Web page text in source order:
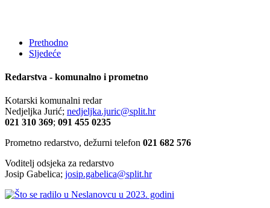
Prethodno
Sljedeće
Redarstva - komunalno i prometno
Kotarski komunalni redar
Nedjeljka Jurić; nedjeljka.juric@split.hr
021 310 369; 091 455 0235
Prometno redarstvo, dežurni telefon 021 682 576
Voditelj odsjeka za redarstvo
Josip Gabelica; josip.gabelica@split.hr